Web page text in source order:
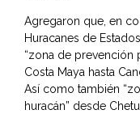
Agregaron que, en
Huracanes de
“zona de prevención
Costa Maya hasta
Así como también
huracán” desde